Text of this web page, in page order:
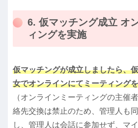
6. 仮マッチング成立 オ
ィングを実施
仮マッチングが成立しましたら、
女でオンラインにてミーティング
（オンラインミーティングの主催
絡先交換は禁止のため、管理人も
し、管理人は会話に参加せず、マ